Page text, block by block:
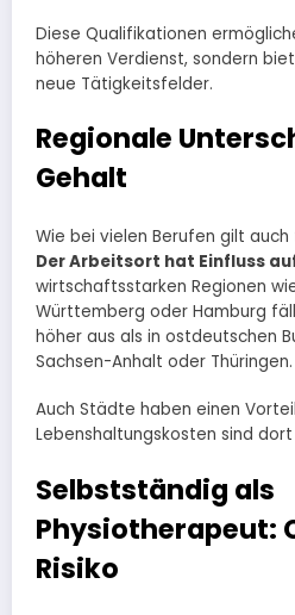
Diese Qualifikationen
höheren Verdienst, sondern
neue Tätigkeitsfelder.
Regionale
Gehalt
Wie bei vielen Berufen gilt
Der Arbeitsort hat Einfluss
wirtschaftsstarken Regionen
Württemberg oder Hamburg
höher aus als in ostdeutschen
Sachsen-Anhalt oder Thüringen.
Auch Städte haben einen
Lebenshaltungskosten sind
Selbstständig als
Physiotherapeut:
Risiko